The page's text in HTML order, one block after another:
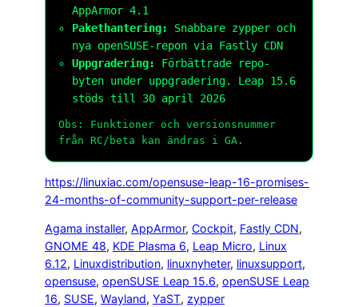
AppArmor 4.1
Pakethantering:
Snabbare zypper och
nya openSUSE-repon via Fastly CDN
Uppgradering:
Förbättrade repo-
byten under uppgradering. Leap 15.6
stöds till 30 april 2026
Obs: Funktioner och versionsnummer
från RC/beta kan ändras i GA.
https://linuxiac.com/opensuse-leap-16-promises-
24-months-of-community-support-per-release
Agama installer, AppArmor, Cockpit, Fastly CDN
GNOME 48, KDE Plasma 6, Leap Micro, Linux
6.12, Linuxdistribution, linuxnyheter, linuxsupport
opensuse, openSUSE Leap 15.6, openSUSE Leap
16, SUSE, Wayland, YaST, zypper